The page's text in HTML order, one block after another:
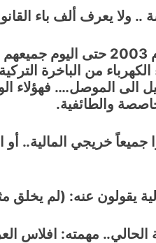
ولا يعرف ألف باء
الكهرباء من الباخرة
الى الموصل…. فهؤلاء
والطائفية.
جميعاً خريجي المالية..
يقولون عنه: (لم يخلق
الحالي.. مهمته: افلاس